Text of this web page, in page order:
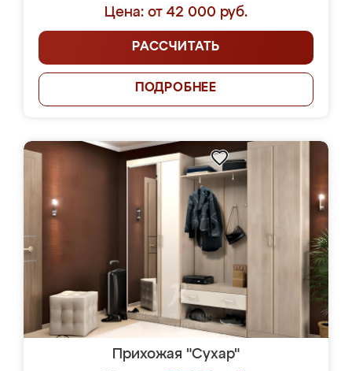
Цена: от 42 000 руб.
РАССЧИТАТЬ
ПОДРОБНЕЕ
Прихожая "Сухар"